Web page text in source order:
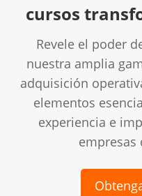
cursos
Revele el poder
nuestra amplia
adquisición
elementos
experiencia e
empresas